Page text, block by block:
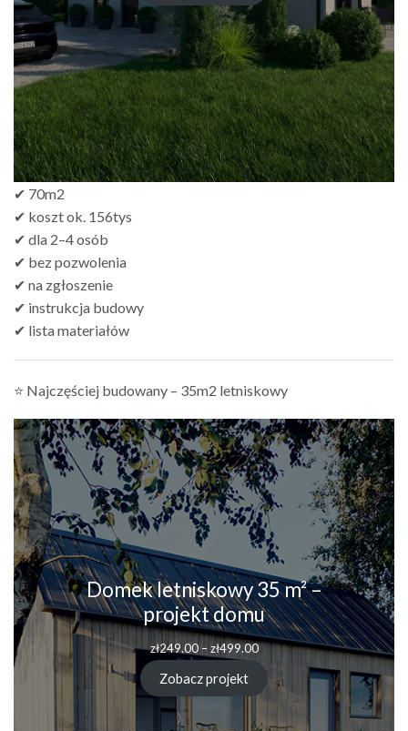
✔ 70m2
✔ koszt ok. 156tys
✔ dla 2–4 osób
✔ bez pozwolenia
✔ na zgłoszenie
✔ instrukcja budowy
✔ lista materiałów
⭐ Najczęściej budowany – 35m2 letniskowy
Domek letniskowy 35 m² –
projekt domu
zł249.00 – zł499.00Zakres
zł249.00
zł499.00
Zobacz projekt